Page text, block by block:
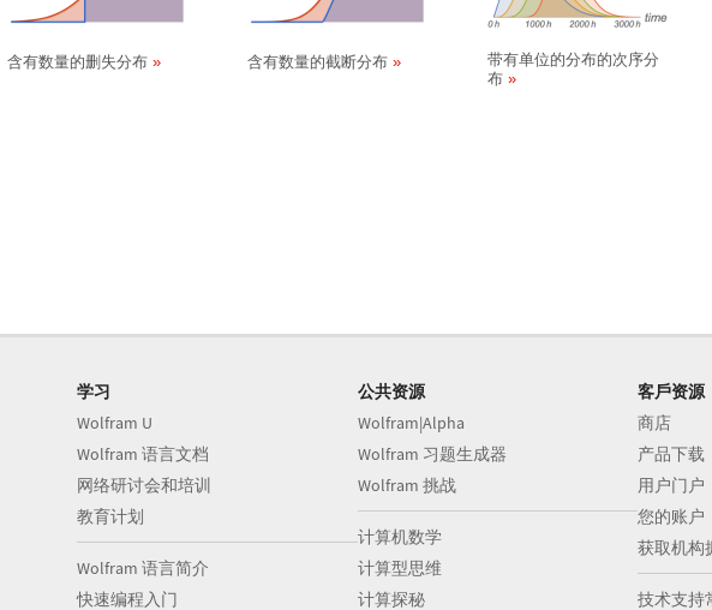
含有数量的删失分布 含有数量的截断分布
带有单位的分布的次序分
布
学习
Wolfram U
Wolfram 语言文档
网络研讨会和培训
教育计划
Wolfram 语言简介
快速编程入门
公共资源
Wolfram|Alpha
Wolfram 习题生成器
Wolfram 挑战
计算机数学
计算型思维
计算探秘
客戶资源
商店
产品下载
用户门户
您的账户
获取机构
技术支持